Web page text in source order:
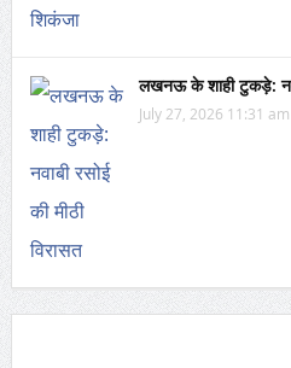
लखनऊ के शाही टुकड़े:
July 27, 2026 11:31 am